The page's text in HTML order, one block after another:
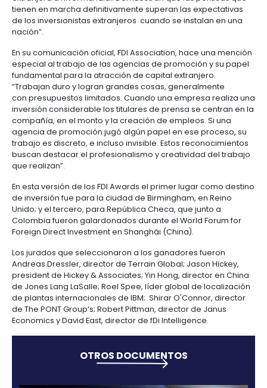
de
Centros
servicios
compartidos
Data
centers
Outsourcing
servicios
-
BPO
Software
&
TI
Agroquímicos
Infraestructura
en
turismo
Logística
Moda
y
textiles
5.
Relaciones
con
el
estado
6.
Propiedad
intelectual
7.
Impuestos,
aduanas
y
comercio
exterior
Régimen
de
zonas
de
Inversión
Regional
información personalizada a las empresas con
expansión y hacer acompañamiento permanente y
regiones colombianas”, aseguró María Claudia
presidenta de PROCOLOMBIA Colombia.
Para Mark Arend, editor del Site Selection
especializado dirigido a 49.000 directivos de
empresas y co-organizador de estos galardones,
reconocimiento a estas agencias de promoción
tienen las mejores prácticas de atracción de
extranjera a nivel mundial. Demuestran que las
tienen en marcha definitivamente superan las
de los inversionistas extranjeros cuando se
nación”.
En su comunicación oficial, FDI Association, hace
especial al trabajo de las agencias de promoción
fundamental para la atracción de capital
“Trabajan duro y logran grandes cosas,
con presupuestos limitados. Cuando una empresa
inversión considerable los titulares de prensa se
compañía, en el monto y la creación de empleos.
agencia de promoción jugó algún papel en ese
trabajo es discreto, e incluso invisible. Estos
buscan destacar el profesionalismo y creatividad